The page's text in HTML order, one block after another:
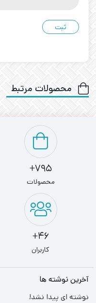
محصولات مرتبط
795+
محصولات
46+
کاربران
آخرین نوشته ها
نوشته ای پیدا نشد!